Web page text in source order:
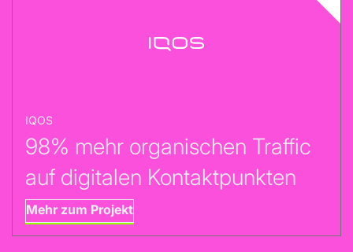
IQOS
98% mehr organischen Traffic
auf digitalen Kontaktpunkten
Mehr zum Projekt